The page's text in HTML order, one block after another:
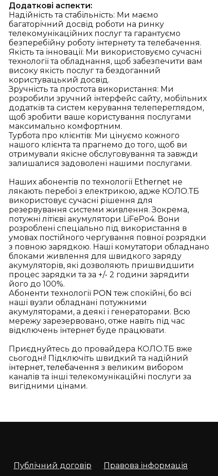
Додаткові аспекти:
Надійність та стабільність: Ми маємо
багаторічний досвід роботи на ринку
телекомунікаційних послуг та гарантуємо
безперебійну роботу інтернету та телебачення.
Якість та інновації: Ми використовуємо сучасні
технології та обладнання, щоб забезпечити вам
високу якість послуг та бездоганний
користувацький досвід.
Зручність та простота використання: Ми
розробили зручний інтерфейс сайту, мобільних
додатків та систем керування телепереглядом,
щоб зробити ваше користування послугами
максимально комфортним.
Турбота про клієнтів: Ми цінуємо кожного
нашого клієнта та прагнемо до того, щоб ви
отримували якісне обслуговування та завжди
залишалися задоволені нашими послугами.
Наших абонентів по технології Ethernet не
лякають перебої з електрикою, адже КОЛО.ТБ
використовує сучасні рішення для
резервування системи живлення. Зокрема,
потужні літієві акумулятори LiFePo4. Вони
розроблені спеціально під використання в
умовах постійного чергування повної розрядки
з повною зарядкою. Наші комутатори обладнано
блоками живлення для швидкого заряду
акумуляторів, які дозволяють пришвидшити
процес зарядки та за +/- 2 години зарядити
його до 100%.
Абоненти технології PONтеж спокійні, бо всі
наші вузли обладнані потужними
акумуляторами, а деякі і генераторами. Всю
мережу зарезервовано, отже навіть під час
відключень інтернет буде працювати.
Приєднуйтесь до провайдера КОЛО.ТБ вже
сьогодні! Підключіть швидкий та надійний
інтернет, телебачення з великим вибором
каналів та інші телекомунікаційні послуги за
вигідними цінами.
Публічний договір Правова інформація